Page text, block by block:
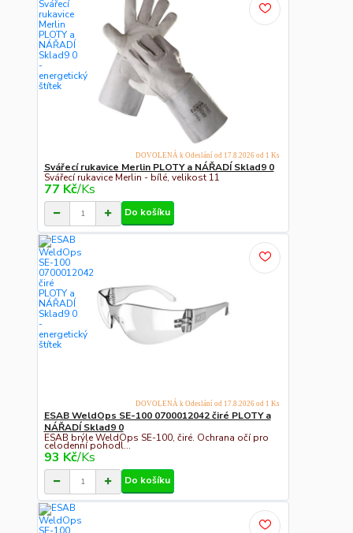
Svářecí rukavice Merlin PLOTY a NÁŘADÍ Sklad9 0
Svářecí rukavice Merlin - bílé, velikost 11
77 Kč/Ks
DOVOLENÁ k Odeslání od 17.8.2026 od 1 Ks
Do košíku
ESAB WeldOps SE-100 0700012042 čiré PLOTY a
NÁŘADÍ Sklad9 0
ESAB brýle WeldOps SE-100, čiré. Ochrana očí pro
celodenní pohodl...
93 Kč/Ks
DOVOLENÁ k Odeslání od 17.8.2026 od 1 Ks
Do košíku